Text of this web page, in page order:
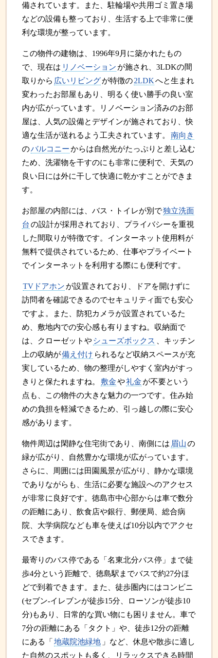
備されています。また、駐輪場や共用ゴミ置き場
などの設備も整っており、生活する上で非常に便
利な環境が整っています。
この物件の建物は、1996年9月に築かれたもの
で、現在は リノベーション が施され、3LDKの間
取りから 広いリビングが特徴の2LDKへと生まれ
変わったお部屋もあり、明るく使い勝手の良い室
内が広がっています。リノベーション済みのお部
屋は、人気の設備とデザインが施されており、快
適な生活が送れるよう工夫されています。
南向き
のバルコニーからは自然光がたっぷりと差し込む
ため、洗濯物を干すのにも非常に便利で、天気の
良い日には外に干して快適に乾かすことができま
す。
お部屋の内部には、バス・トイレが別で独立洗面
台 の設計が採用されており、プライバシーを重視
した間取りが特徴です。インターネット使用料が
無料で提供されているため、仕事やプライベート
でインターネットを利用する際にも便利です。
TVドアホン が設置されており、ドアを開けずに
訪問者を確認できるのでセキュリティ面でも安心
ですよ。また、防犯カメラが設置されているた
め、敷地内での安心感も有りますね。収納面で
は、クローゼットや シューズボックス
、キッチン
上の収納が備え付け られるなど収納スペースが充
実しているため、物の整理がしやすく室内がすっ
きりと保たれますね。
敷金や礼金 が不要という
点も、この物件の大きな魅力の一つです。住み始
めの負担を軽減できるため、引っ越しの際に安心
感があります。
物件周辺は閑静な住宅街であり、南側には 眉山の
緑が広がり、自然豊かな環境が広がっています。
さらに、周囲には田園風景が広がり、静かな環境
でありながらも、生活に必要な施設へのアクセス
が非常に良好です。徳島市中心部からは車で数分
の距離にあり、飲食店や銀行、郵便局、総合病
院、大学病院なども車を使えば10分以内でアクセ
スできます。
最寄りのバス停である「名東北分バス停」まで徒
歩4分という距離で、徳島駅までバスで約27分ほ
どで到着できます。また、徒歩圏内にはコンビニ
(セブン-イレブンが徒歩15分、ローソンが徒歩10
分)もあり、日常的な買い物にも困りません。車で
7分の距離にある「タクト」や、徒歩12分の距離
にある「 地蔵院池緑地 」など、休息や散歩に適し
た自然のスポットも多く、リラックスできる時間